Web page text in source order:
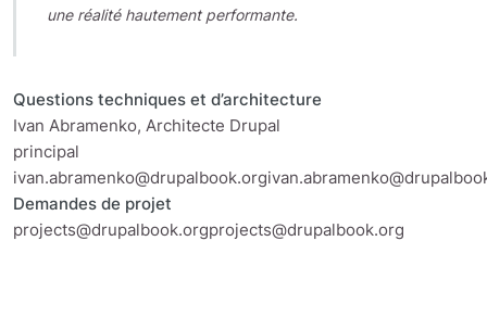
une réalité hautement performante.
Questions techniques et d’architecture
Ivan Abramenko, Architecte Drupal
principal
Demandes de projet
projects@drupalbook.orgprojects@drupalbook.org